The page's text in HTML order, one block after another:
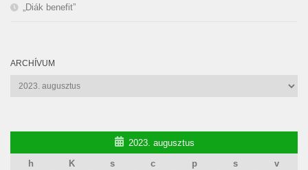
„Diák benefit”
ARCHÍVUM
Archívum
2023. augusztus
h
K s c p s
v